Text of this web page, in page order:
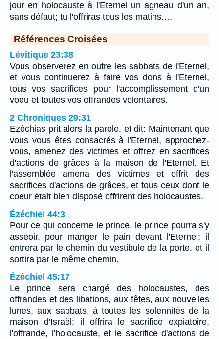
jour en holocauste à l'Eternel un agneau d'un an,
sans défaut; tu l'offriras tous les matins.…
Références Croisées
Lévitique 23:38
Vous observerez en outre les sabbats de l'Eternel,
et vous continuerez à faire vos dons à l'Eternel,
tous vos sacrifices pour l'accomplissement d'un
voeu et toutes vos offrandes volontaires.
2 Chroniques 29:31
Ezéchias prit alors la parole, et dit: Maintenant que
vous vous êtes consacrés à l'Eternel, approchez-
vous, amenez des victimes et offrez en sacrifices
d'actions de grâces à la maison de l'Eternel. Et
l'assemblée amena des victimes et offrit des
sacrifices d'actions de grâces, et tous ceux dont le
coeur était bien disposé offrirent des holocaustes.
Ézéchiel 44:3
Pour ce qui concerne le prince, le prince pourra s'y
asseoir, pour manger le pain devant l'Eternel; il
entrera par le chemin du vestibule de la porte, et il
sortira par le même chemin.
Ézéchiel 45:17
Le prince sera chargé des holocaustes, des
offrandes et des libations, aux fêtes, aux nouvelles
lunes, aux sabbats, à toutes les solennités de la
maison d'Israël; il offrira le sacrifice expiatoire,
l'offrande, l'holocauste, et le sacrifice d'actions de